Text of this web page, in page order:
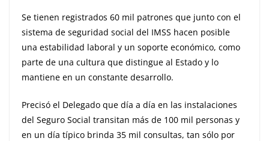
Se tienen registrados 60 mil patrones que junto con el
sistema de seguridad social del IMSS hacen posible
una estabilidad laboral y un soporte económico, como
parte de una cultura que distingue al Estado y lo
mantiene en un constante desarrollo.
Precisó el Delegado que día a día en las instalaciones
del Seguro Social transitan más de 100 mil personas y
en un día típico brinda 35 mil consultas, tan sólo por